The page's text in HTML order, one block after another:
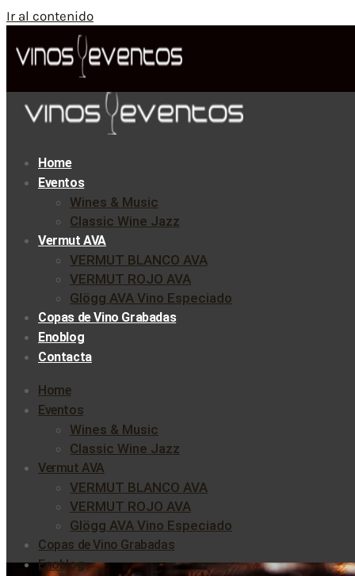
Ir al contenido
Home
Eventos
Wines & Music
Classic Wine Jazz
Vermut AVA
VERMUT BLANCO AVA
VERMUT ROJO AVA
Glögg AVA Vino Especiado
Copas de Vino Grabadas
Enoblog
Contacta
Home
Eventos
Wines & Music
Classic Wine Jazz
Vermut AVA
VERMUT BLANCO AVA
VERMUT ROJO AVA
Glögg AVA Vino Especiado
Copas de Vino Grabadas
Enoblog